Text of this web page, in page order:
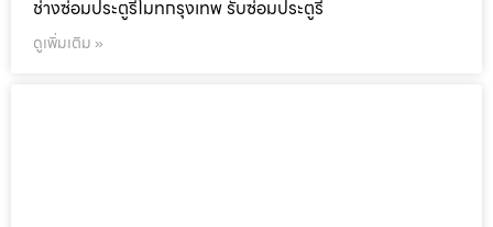
ช่างซ่อมประตูรีโมทกรุงเทพ รับซ่อมประตูรี
ดูเพิ่มเติม »